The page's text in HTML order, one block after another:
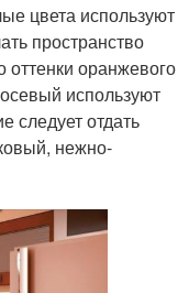
цвета используют
пространство
оттенки оранжевого
используют
следует отдать
нежно-